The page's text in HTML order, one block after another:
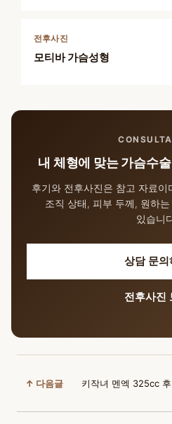
전후사진
모티바 가슴성형
내 체형에 맞는 가슴수
후기와 전후사진은 참고 자료
조직 상태, 피부 두께, 원하
있습니
상담 문의
전후사진
↑ 다음글